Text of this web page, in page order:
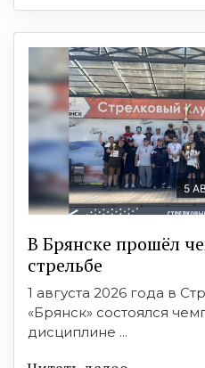
5
В Брянске прошёл
стрельбе
1 августа 2026 года в
«Брянск» состоялся
дисциплине ...